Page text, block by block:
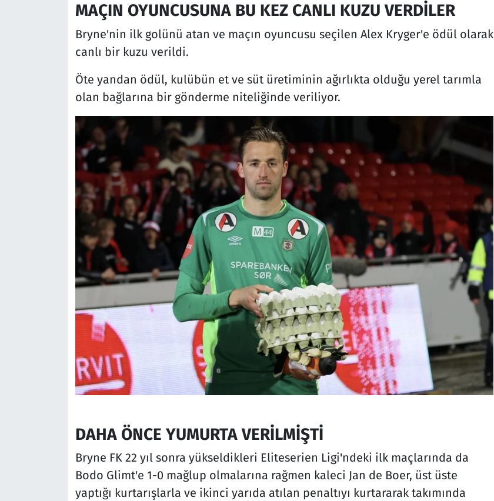
MAÇIN OYUNCUSUNA BU KEZ CANLI KUZU VERDİLER
Bryne'nin ilk golünü atan ve maçın oyuncusu seçilen Alex Kryger'e ödül olarak
canlı bir kuzu verildi.
Öte yandan ödül, kulübün et ve süt üretiminin ağırlıkta olduğu yerel tarımla
olan bağlarına bir gönderme niteliğinde veriliyor.
DAHA ÖNCE YUMURTA VERİLMİŞTİ
Bryne FK 22 yıl sonra yükseldikleri Eliteserien Ligi'ndeki ilk maçlarında da
Bodo Glimt'e 1-0 mağlup olmalarına rağmen kaleci Jan de Boer, üst üste
yaptığı kurtarışlarla ve ikinci yarıda atılan penaltıyı kurtararak takımında